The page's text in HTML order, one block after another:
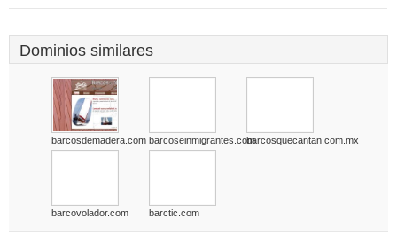
Dominios similares
barcosdemadera.com barcoseinmigrantes.combarcosquecantan.com.mx
barcovolador.com barctic.com